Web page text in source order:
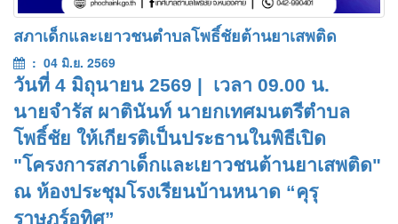
สภาเด็กและเยาวชนตำบลโพธิ์ชัยต้านยาเสพติด
: 04 มิ.ย. 2569
วันที่ 4 มิถุนายน 2569 | เวลา 09.00 น.
นายจำรัส ผาตินันท์ นายกเทศมนตรีตำบล
โพธิ์ชัย ให้เกียรติเป็นประธานในพิธีเปิด
"โครงการสภาเด็กและเยาวชนต้านยาเสพติด"
ณ ห้องประชุมโรงเรียนบ้านหนาด “คุรุ
ราษฎร์อุทิศ”